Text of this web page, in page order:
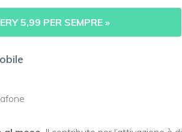
5,99 PER SEMPRE »